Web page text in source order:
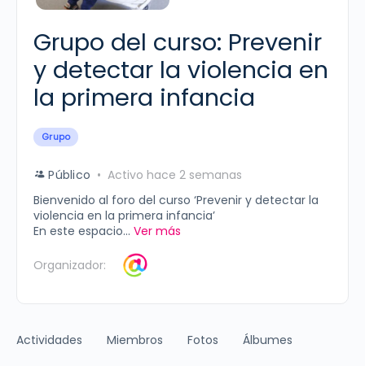
Grupo del curso: Prevenir
y detectar la violencia en
la primera infancia
Grupo
Público
Activo hace 2 semanas
Bienvenido al foro del curso ‘Prevenir y detectar la
violencia en la primera infancia’
En este espacio... Ver más
Organizador:
Actividades Miembros Fotos Álbumes